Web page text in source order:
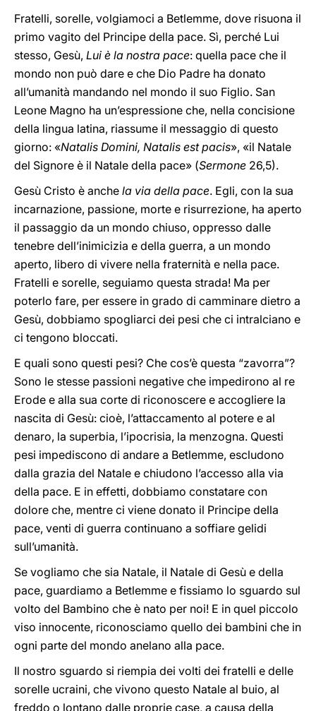
Fratelli, sorelle, volgiamoci a Betlemme, dove risuona il
primo vagito del Principe della pace. Sì, perché Lui
stesso, Gesù, Lui è la nostra pace: quella pace che il
mondo non può dare e che Dio Padre ha donato
all’umanità mandando nel mondo il suo Figlio. San
Leone Magno ha un’espressione che, nella concisione
della lingua latina, riassume il messaggio di questo
giorno: «Natalis Domini, Natalis est pacis», «il Natale
del Signore è il Natale della pace» (Sermone 26,5).
Gesù Cristo è anche la via della pace. Egli, con la sua
incarnazione, passione, morte e risurrezione, ha aperto
il passaggio da un mondo chiuso, oppresso dalle
tenebre dell’inimicizia e della guerra, a un mondo
aperto, libero di vivere nella fraternità e nella pace.
Fratelli e sorelle, seguiamo questa strada! Ma per
poterlo fare, per essere in grado di camminare dietro a
Gesù, dobbiamo spogliarci dei pesi che ci intralciano e
ci tengono bloccati.
E quali sono questi pesi? Che cos’è questa “zavorra”?
Sono le stesse passioni negative che impedirono al re
Erode e alla sua corte di riconoscere e accogliere la
nascita di Gesù: cioè, l’attaccamento al potere e al
denaro, la superbia, l’ipocrisia, la menzogna. Questi
pesi impediscono di andare a Betlemme, escludono
dalla grazia del Natale e chiudono l’accesso alla via
della pace. E in effetti, dobbiamo constatare con
dolore che, mentre ci viene donato il Principe della
pace, venti di guerra continuano a soffiare gelidi
sull’umanità.
Se vogliamo che sia Natale, il Natale di Gesù e della
pace, guardiamo a Betlemme e fissiamo lo sguardo sul
volto del Bambino che è nato per noi! E in quel piccolo
viso innocente, riconosciamo quello dei bambini che in
ogni parte del mondo anelano alla pace.
Il nostro sguardo si riempia dei volti dei fratelli e delle
sorelle ucraini, che vivono questo Natale al buio, al
freddo o lontano dalle proprie case, a causa della